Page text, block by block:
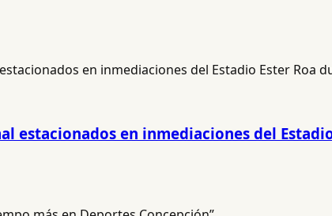
estacionados en inmediaciones del